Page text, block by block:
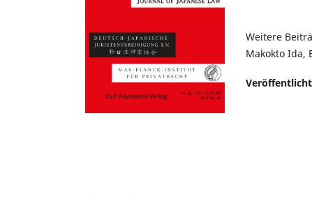
Weitere
Makokto Ida,